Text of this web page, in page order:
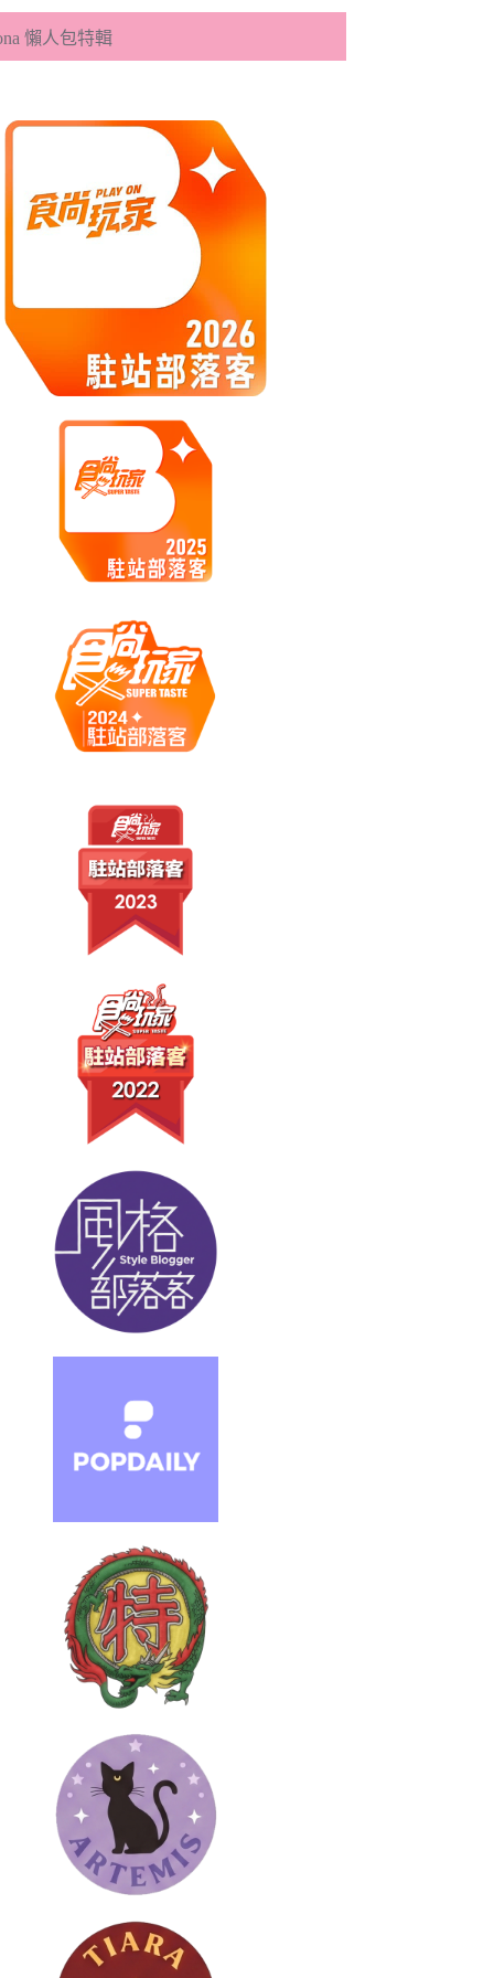
懶人包特輯